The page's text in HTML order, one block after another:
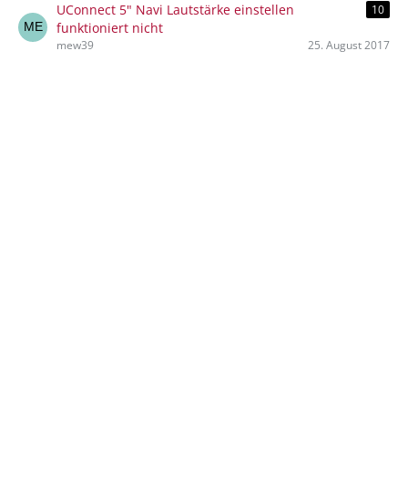
UConnect 5" Navi Lautstärke einstellen
funktioniert nicht
10
mew39 25. August 2017